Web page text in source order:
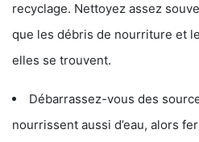
recyclage. Nettoyez assez
que les débris de nourriture et
elles se trouvent.
Débarrassez-vous des
nourrissent aussi d’eau, alors